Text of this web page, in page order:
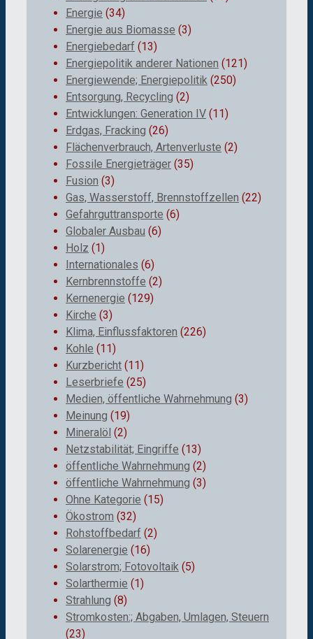
Energie (34)
Energie aus Biomasse (3)
Energiebedarf (13)
Energiepolitik anderer Nationen (121)
Energiewende; Energiepolitik (250)
Entsorgung, Recycling (2)
Entwicklungen: Generation IV (11)
Erdgas, Fracking (26)
Flächenverbrauch, Artenverluste (2)
Fossile Energieträger (35)
Fusion (3)
Gas, Wasserstoff, Brennstoffzellen (22)
Gefahrguttransporte (6)
Globaler Ausbau (6)
Holz (1)
Internationales (6)
Kernbrennstoffe (2)
Kernenergie (129)
Kirche (3)
Klima, Einflussfaktoren (226)
Kohle (11)
Kurzbericht (11)
Leserbriefe (25)
Medien, öffentliche Wahrnehmung (3)
Meinung (19)
Mineralöl (2)
Netzstabilität; Eingriffe (13)
öffentliche Wahrnehmung (2)
öffentliche Wahrnehmung (3)
Ohne Kategorie (15)
Ökostrom (32)
Rohstoffbedarf (2)
Solarenergie (16)
Solarstrom; Fotovoltaik (5)
Solarthermie (1)
Strahlung (8)
Stromkosten:; Abgaben, Umlagen, Steuern
(23)